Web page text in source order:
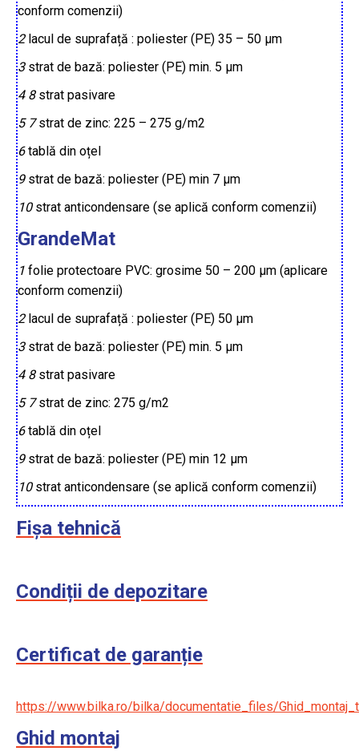
conform comenzii)
2lacul de suprafață : poliester (PE) 35 – 50 µm
3strat de bază: poliester (PE) min. 5 µm
4 8strat pasivare
5 7strat de zinc: 225 – 275 g/m2
6tablă din oțel
9strat de bază: poliester (PE) min 7 µm
10strat anticondensare (se aplică conform comenzii)
GrandeMat
1 folie protectoare PVC: grosime 50 – 200 µm (aplicare
conform comenzii)
2lacul de suprafață : poliester (PE) 50 µm
3strat de bază: poliester (PE) min. 5 µm
4 8strat pasivare
5 7strat de zinc: 275 g/m2
6tablă din oțel
9strat de bază: poliester (PE) min 12 µm
10strat anticondensare (se aplică conform comenzii)
Fișa tehnică
Condiții de depozitare
Certificat de garanție
https://www.bilka.ro/bilka/documentatie_files/
Ghid montaj